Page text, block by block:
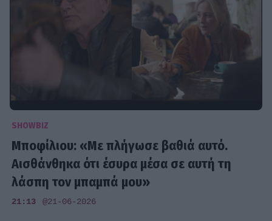
SHOWBIZ
Μποφίλιου: «Με πλήγωσε βαθιά αυτό.
Αισθάνθηκα ότι έσυρα μέσα σε αυτή τη
λάσπη τον μπαμπά μου»
21:13 @21-06-2026